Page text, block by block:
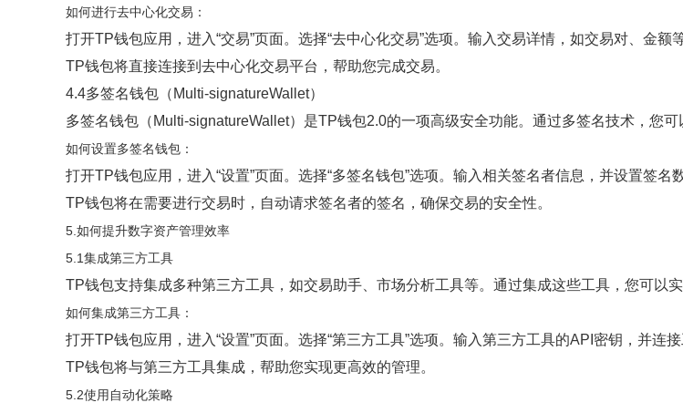
如何进行去中心化交易：
打开TP钱包应用，进入“交易”页面。选择“去中心化交易”选项。输入交易详情，如交易对、金额
TP钱包将直接连接到去中心化交易平台，帮助您完成交易。
4.4多签名钱包（Multi-signatureWallet）
多签名钱包（Multi-signatureWallet）是TP钱包2.0的一项高级安全功能。通过多签名技术，您
如何设置多签名钱包：
打开TP钱包应用，进入“设置”页面。选择“多签名钱包”选项。输入相关签名者信息，并设置签名数
TP钱包将在需要进行交易时，自动请求签名者的签名，确保交易的安全性。
5.如何提升数字资产管理效率
5.1集成第三方工具
TP钱包支持集成多种第三方工具，如交易助手、市场分析工具等。通过集成这些工具，您可以实
如何集成第三方工具：
打开TP钱包应用，进入“设置”页面。选择“第三方工具”选项。输入第三方工具的API密钥，并连接
TP钱包将与第三方工具集成，帮助您实现更高效的管理。
5.2使用自动化策略